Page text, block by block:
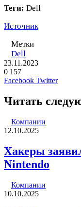
Теги: Dell
Источник
Метки
Dell
23.11.2023
0 157
Facebook TwitterLinkedIn
Pinterest
Skype
Viber
Читать
Компании
12.10.2025
Хакеры
Nintendo
Компании
10.10.2025